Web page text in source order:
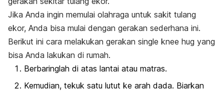
Jika Anda ingin memulai olahraga untuk sakit tulang
ekor, Anda bisa mulai dengan gerakan sederhana ini.
Berikut ini cara melakukan gerakan single knee hug yang
bisa Anda lakukan di rumah.
Berbaringlah di atas lantai atau matras.
Kemudian, tekuk satu lutut ke arah dada. Biarkan